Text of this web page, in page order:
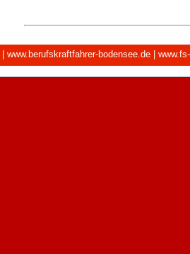
www.berufskraftfahrer-bodensee.de